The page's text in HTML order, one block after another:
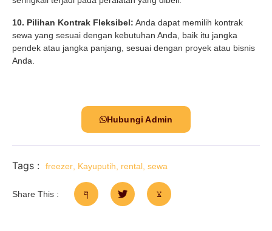
10. Pilihan Kontrak Fleksibel: Anda dapat memilih kontrak
sewa yang sesuai dengan kebutuhan Anda, baik itu jangka
pendek atau jangka panjang, sesuai dengan proyek atau bisnis
Anda.
Hubungi Admin
Tags : freezer Kayuputih rental sewa
Share This :